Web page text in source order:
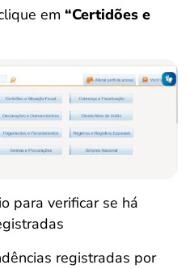
em “Certidões e
para verificar se há
registradas por